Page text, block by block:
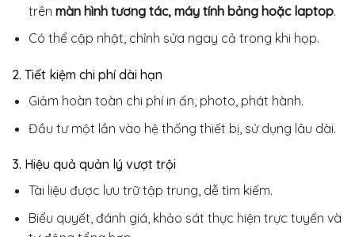
trên màn hình tương tác, máy tính bảng hoặc laptop.
Có thể cập nhật, chỉnh sửa ngay cả trong khi họp.
2. Tiết kiệm chi phí dài hạn
Giảm hoàn toàn chi phí in ấn, photo, phát hành.
Đầu tư một lần vào hệ thống thiết bị, sử dụng lâu dài.
3. Hiệu quả quản lý vượt trội
Tài liệu được lưu trữ tập trung, dễ tìm kiếm.
Biểu quyết, đánh giá, khảo sát thực hiện trực tuyến và